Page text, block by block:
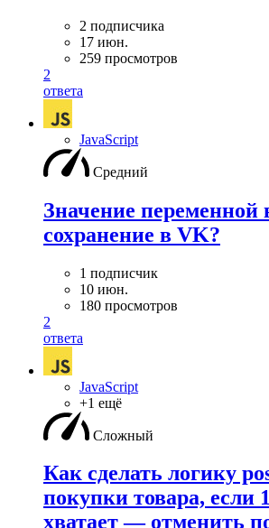
2 подписчика
17 июн.
259 просмотров
2
ответа
JavaScript
Средний
Значение переменной
сохранение в VK?
1 подписчик
10 июн.
180 просмотров
2
ответа
JavaScript
+1 ещё
Сложный
Как сделать логику
покупки товара, если
хватает — отменить